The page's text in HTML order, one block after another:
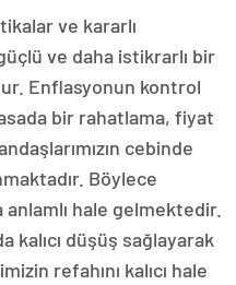
ve kararlı
ve daha istikrarlı bir
Enflasyonun kontrol
bir rahatlama, fiyat
cebinde
Böylece
anlamlı hale gelmektedir.
kalıcı düşüş sağlayarak
refahını kalıcı hale